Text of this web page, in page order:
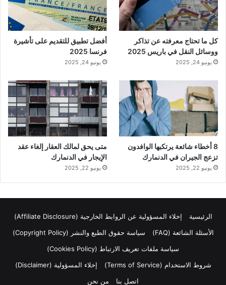
كل ما تحتاج معرفته عن تذاكر
ووسائل النقل في باريس 2025
يونيو 24, 2025
أفضل تطبيق للتقديم على تأشيرة
فرنسا 2025
يونيو 24, 2025
8 أخطاء شائعة يرتكبها الوافدون
تزعج الجيران في الدنمارك
يونيو 22, 2025
متى يحق لمالك العقار إلغاء عقد
الإيجار في الدنمارك
يونيو 22, 2025
الرئيسية
إخلاء المسؤولية عن الروابط الخارجية (Affiliate Disclosure)
الأسئلة الشائعة (FAQ)
سياسة حقوق الطبع والنشر (Copyright Policy)
سياسة ملفات تعريف الارتباط (Cookies Policy)
شروط الاستخدام (Terms of Service)
إخلاء المسؤولية (Disclaimer)
اتصل بنا
من نحن